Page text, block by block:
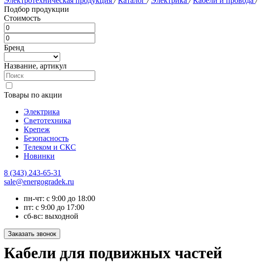
Подбор продукции
Стоимость
Бренд
Название, артикул
Товары по акции
Электрика
Светотехника
Крепеж
Безопасность
Телеком и СКС
Новинки
8 (343) 243-65-31
sale@energogradek.ru
пн-чт: с 9:00 до 18:00
пт: с 9:00 до 17:00
сб-вс: выходной
Кабели для подвижных частей